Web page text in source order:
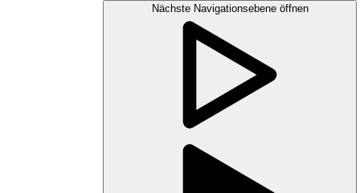
Nächste Navigationsebene öffnen